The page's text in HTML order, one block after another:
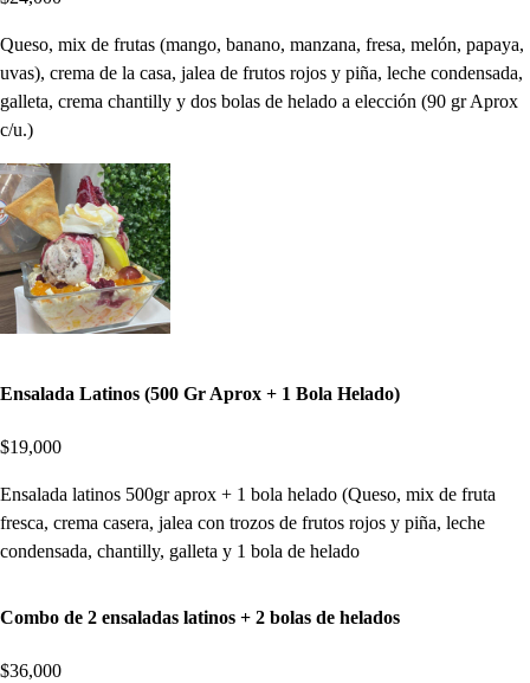
Queso, mix de frutas (mango, banano, manzana, fresa, melón, papaya,
uvas), crema de la casa, jalea de frutos rojos y piña, leche condensada,
galleta, crema chantilly y dos bolas de helado a elección (90 gr Aprox
c/u.)
Ensalada Latinos (500 Gr Aprox + 1 Bola Helado)
$19,000
Ensalada latinos 500gr aprox + 1 bola helado (Queso, mix de fruta
fresca, crema casera, jalea con trozos de frutos rojos y piña, leche
condensada, chantilly, galleta y 1 bola de helado
Combo de 2 ensaladas latinos + 2 bolas de helados
$36,000